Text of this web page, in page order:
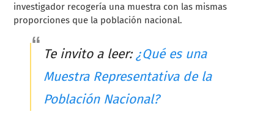
investigador recogería una muestra con las mismas
proporciones que la población nacional.
Te invito a leer:¿Qué es una
Muestra Representativa de la
Población Nacional?